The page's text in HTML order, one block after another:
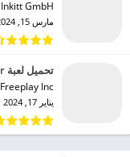
Inkitt GmbH‏
مارس 15, 2024
تحميل لعبة Ride Master مهكرة للاندرويد 2024
Freeplay Inc‏
يناير 17, 2024